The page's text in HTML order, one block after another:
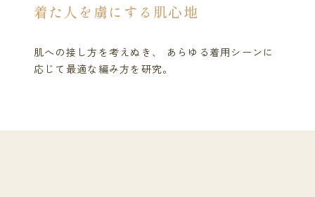
着た人を虜にする肌心地
肌への接し方を考えぬき、 あらゆる着用シーンに
応じて最適な編み方を研究。